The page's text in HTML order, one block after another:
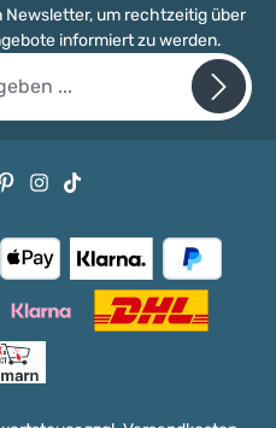
um rechtzeitig über
informiert zu werden.
zur Kenntnis genommen